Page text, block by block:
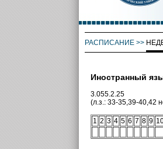
РАСПИСАНИЕ>>
Иностранный
3.055.2.25
(л.з.: 33-35,39-40,42
1 2 3 4 5 6 7 8 9